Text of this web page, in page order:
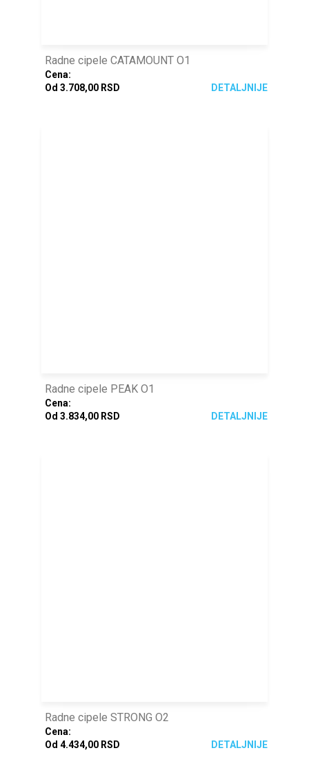
Radne cipele CATAMOUNT O1
Cena:
Od 3.708,00 RSD
DETALJNIJE
Radne cipele PEAK O1
Cena:
Od 3.834,00 RSD
DETALJNIJE
Radne cipele STRONG O2
Cena:
Od 4.434,00 RSD
DETALJNIJE